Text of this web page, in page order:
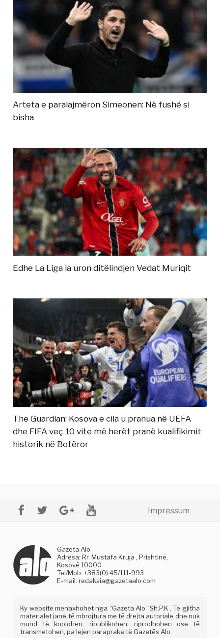
Arteta e paralajmëron Simeonen: Në fushë si
bisha
Edhe La Liga ia uron ditëlindjen Vedat Muriqit
The Guardian: Kosova e cila u pranua në UEFA
dhe FIFA veç 10 vite më herët pranë kualifikimit
historik në Botëror
Impressum
Gazeta Alo
Adresa: Rr. Mustafa Kruja , Prishtinë,
Kosovë 10000
Tel/Mob: +383(0) 45/111-993
E-mail:redaksia@gazetaalo.com
Ky website menaxhohet nga “Gazeta Alo” Sh.P.K . Të gjitha
materialet janë të mbrojtura me të drejta autoriale dhe nuk
mund të kopjohen, ripublikohen, riprodhohen ose të
transmetohen, pa lejen paraprake të Gazetës Alo.